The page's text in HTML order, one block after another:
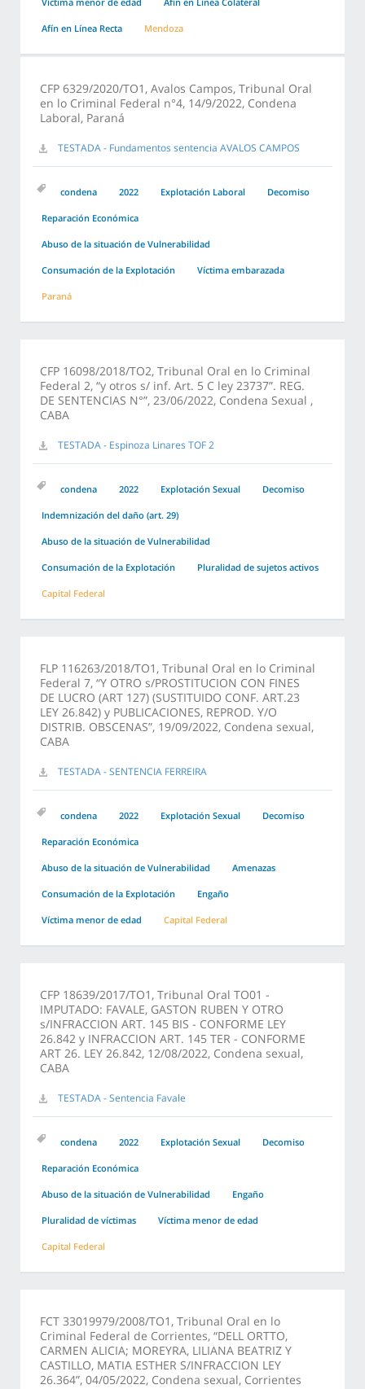
Afín en Línea Recta Mendoza
CFP 6329/2020/TO1, Avalos Campos, Tribunal Oral
en lo Criminal Federal n°4, 14/9/2022, Condena
Laboral, Paraná
TESTADA - Fundamentos sentencia AVALOS CAMPOS
condena 2022 Explotación Laboral Decomiso
Reparación Económica
Abuso de la situación de Vulnerabilidad
Consumación de la Explotación Víctima embarazada
Paraná
CFP 16098/2018/TO2, Tribunal Oral en lo Criminal
Federal 2, “y otros s/ inf. Art. 5 C ley 23737”. REG.
DE SENTENCIAS N°”, 23/06/2022, Condena Sexual ,
CABA
TESTADA - Espinoza Linares TOF 2
condena 2022 Explotación Sexual Decomiso
Indemnización del daño (art. 29)
Abuso de la situación de Vulnerabilidad
Consumación de la Explotación Pluralidad de sujetos activos
Capital Federal
FLP 116263/2018/TO1, Tribunal Oral en lo Criminal
Federal 7, “Y OTRO s/PROSTITUCION CON FINES
DE LUCRO (ART 127) (SUSTITUIDO CONF. ART.23
LEY 26.842) y PUBLICACIONES, REPROD. Y/O
DISTRIB. OBSCENAS”, 19/09/2022, Condena sexual,
CABA
TESTADA - SENTENCIA FERREIRA
condena 2022 Explotación Sexual Decomiso
Reparación Económica
Abuso de la situación de Vulnerabilidad Amenazas
Consumación de la Explotación Engaño
Víctima menor de edad Capital Federal
CFP 18639/2017/TO1, Tribunal Oral TO01 -
IMPUTADO: FAVALE, GASTON RUBEN Y OTRO
s/INFRACCION ART. 145 BIS - CONFORME LEY
26.842 y INFRACCION ART. 145 TER - CONFORME
ART 26. LEY 26.842, 12/08/2022, Condena sexual,
CABA
TESTADA - Sentencia Favale
condena 2022 Explotación Sexual Decomiso
Reparación Económica
Abuso de la situación de Vulnerabilidad Engaño
Pluralidad de víctimas Víctima menor de edad
Capital Federal
FCT 33019979/2008/TO1, Tribunal Oral en lo
Criminal Federal de Corrientes, “DELL ORTTO,
CARMEN ALICIA; MOREYRA, LILIANA BEATRIZ Y
CASTILLO, MATIA ESTHER S/INFRACCION LEY
26.364”, 04/05/2022, Condena sexual, Corrientes